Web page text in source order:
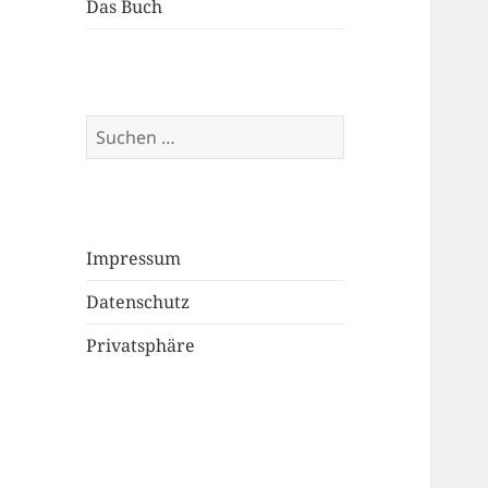
Das Buch
Suchen
nach:
Impressum
Datenschutz
Privatsphäre